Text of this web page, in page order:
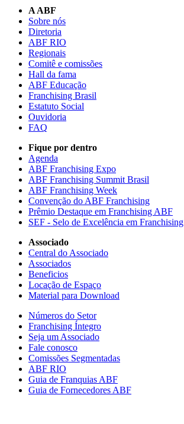
A ABF
Sobre nós
Diretoria
ABF RIO
Regionais
Comitê e comissões
Hall da fama
ABF Educação
Franchising Brasil
Estatuto Social
Ouvidoria
FAQ
Fique por dentro
Agenda
ABF Franchising Expo
ABF Franchising Summit Brasil
ABF Franchising Week
Convenção do ABF Franchising
Prêmio Destaque em Franchising ABF
SEF - Selo de Excelência em Franchising
Associado
Central do Associado
Associados
Beneficios
Locação de Espaço
Material para Download
Números do Setor
Franchising Íntegro
Seja um Associado
Fale conosco
Comissões Segmentadas
ABF RIO
Guia de Franquias ABF
Guia de Fornecedores ABF